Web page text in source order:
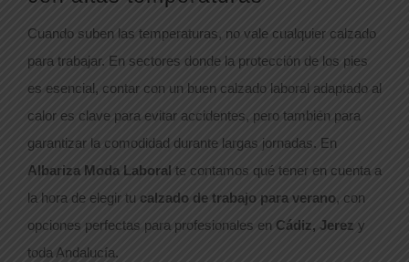
Cuando suben las temperaturas, no vale cualquier calzado
para trabajar. En sectores donde la protección de los pies
es esencial, contar con un buen calzado laboral adaptado al
calor es clave para evitar accidentes, pero también para
garantizar la comodidad durante largas jornadas. En
Albariza Moda Laboral te contamos qué tener en cuenta a
la hora de elegir tu calzado de trabajo para verano, con
opciones perfectas para profesionales en Cádiz, Jerez y
toda Andalucía.